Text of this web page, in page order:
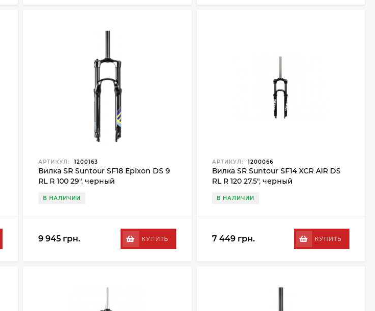
АРТИКУЛ: 1200163
Вилка SR Suntour SF18 Epixon DS 9
RL R 100 29", черный
В НАЛИЧИИ
9 945 грн. КУПИТЬ
АРТИКУЛ: 1200066
Вилка SR Suntour SF14 XCR AIR DS
RL R 120 27.5", черный
В НАЛИЧИИ
7 449 грн. КУПИТЬ